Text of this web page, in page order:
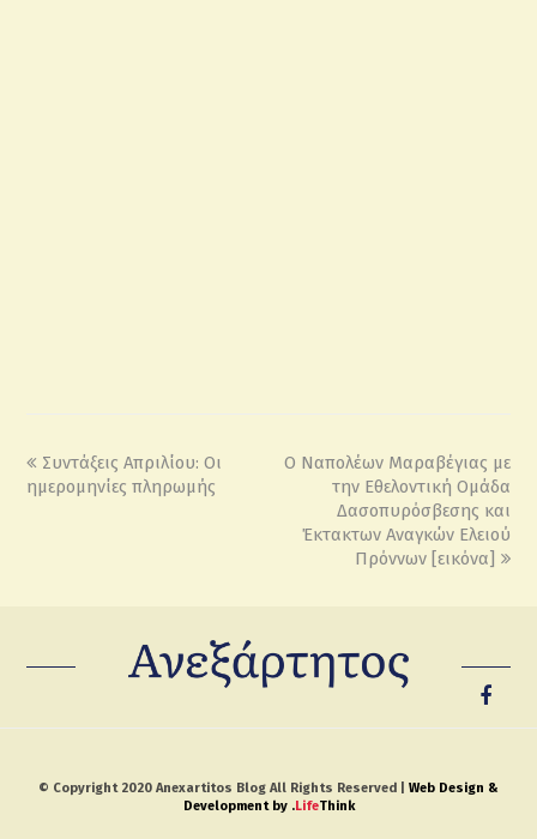
Συντάξεις Απριλίου: Οι
ημερομηνίες πληρωμής
Ο Ναπολέων Μαραβέγιας με
την Εθελοντική Ομάδα
Δασοπυρόσβεσης και
Έκτακτων Αναγκών Ελειού
Πρόννων [εικόνα]
© Copyright 2020 Anexartitos Blog All Rights Reserved | Web Design &
Development by .LifeThink